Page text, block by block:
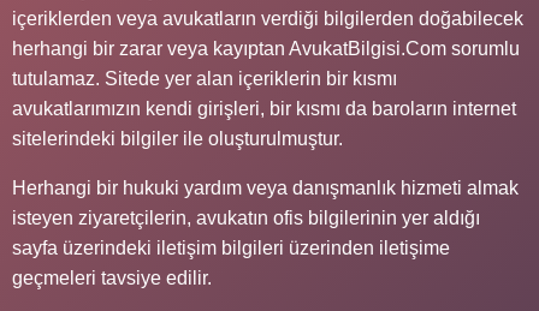
içeriklerden veya avukatların verdiği bilgilerden doğabilecek
herhangi bir zarar veya kayıptan AvukatBilgisi.Com sorumlu
tutulamaz. Sitede yer alan içeriklerin bir kısmı
avukatlarımızın kendi girişleri, bir kısmı da baroların internet
sitelerindeki bilgiler ile oluşturulmuştur.
Herhangi bir hukuki yardım veya danışmanlık hizmeti almak
isteyen ziyaretçilerin, avukatın ofis bilgilerinin yer aldığı
sayfa üzerindeki iletişim bilgileri üzerinden iletişime
geçmeleri tavsiye edilir.